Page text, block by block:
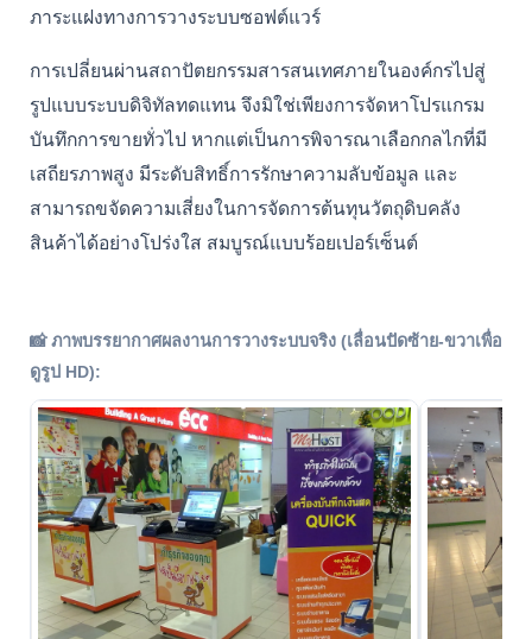
ภาระแฝงทางการวางระบบซอฟต์แวร์
การเปลี่ยนผ่านสถาปัตยกรรมสารสนเทศภายในองค์กรไปสู่
รูปแบบระบบดิจิทัลทดแทน จึงมิใช่เพียงการจัดหาโปรแกรม
บันทึกการขายทั่วไป หากแต่เป็นการพิจารณาเลือกกลไกที่มี
เสถียรภาพสูง มีระดับสิทธิ์การรักษาความลับข้อมูล และ
สามารถขจัดความเสี่ยงในการจัดการต้นทุนวัตถุดิบคลัง
สินค้าได้อย่างโปร่งใส สมบูรณ์แบบร้อยเปอร์เซ็นต์
📸 ภาพบรรยากาศผลงานการวางระบบจริง (เลื่อนปัดซ้าย-ขวาเพื่อ
ดูรูป HD):